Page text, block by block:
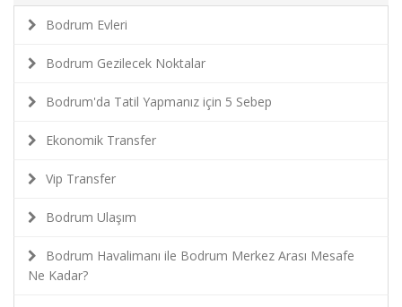
Bodrum Evleri
Bodrum Gezilecek Noktalar
Bodrum'da Tatil Yapmanız için 5 Sebep
Ekonomik Transfer
Vip Transfer
Bodrum Ulaşım
Bodrum Havalimanı ile Bodrum Merkez Arası Mesafe
Ne Kadar?